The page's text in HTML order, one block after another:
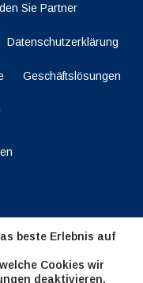
Sie Partner
Datenschutzerklärung
Geschäftslösungen
beste Erlebnis auf
Cookies wir
deaktivieren.